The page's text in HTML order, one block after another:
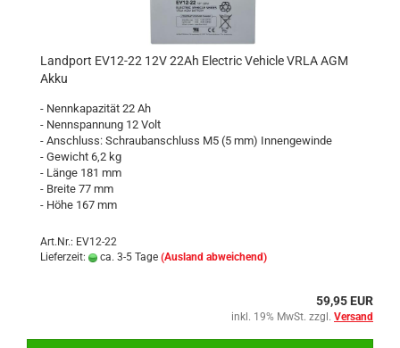
Landport EV12-22 12V 22Ah Electric Vehicle VRLA AGM
Akku
- Nennkapazität 22 Ah
- Nennspannung 12 Volt
- Anschluss: Schraubanschluss M5 (5 mm) Innengewinde
- Gewicht 6,2 kg
- Länge 181 mm
- Breite 77 mm
- Höhe 167 mm
Art.Nr.: EV12-22
Lieferzeit:
ca. 3-5 Tage (Ausland abweichend)
59,95 EUR
inkl. 19% MwSt. zzgl. Versand